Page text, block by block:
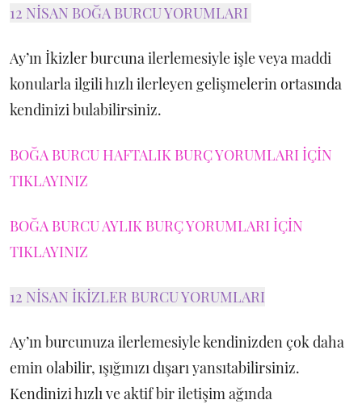
12 NİSAN BOĞA BURCU YORUMLARI
Ay’ın İkizler burcuna ilerlemesiyle işle veya maddi
konularla ilgili hızlı ilerleyen gelişmelerin ortasında
kendinizi bulabilirsiniz.
BOĞA BURCU HAFTALIK BURÇ YORUMLARI İÇİN
TIKLAYINIZ
BOĞA BURCU AYLIK BURÇ YORUMLARI İÇİN
TIKLAYINIZ
12 NİSAN İKİZLER BURCU YORUMLARI
Ay’ın burcunuza ilerlemesiyle kendinizden çok daha
emin olabilir, ışığınızı dışarı yansıtabilirsiniz.
Kendinizi hızlı ve aktif bir iletişim ağında